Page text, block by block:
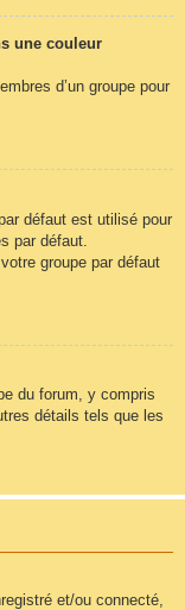
une couleur
d’un groupe pour
défaut est utilisé pour
par défaut.
groupe par défaut
du forum, y compris
détails tels que les
et/ou connecté,